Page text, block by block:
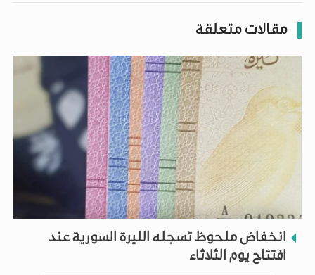
مقالات متعلقة
انخفاض ملحوظ تسجله الليرة السورية عند
افتتاح يوم الثلاثاء